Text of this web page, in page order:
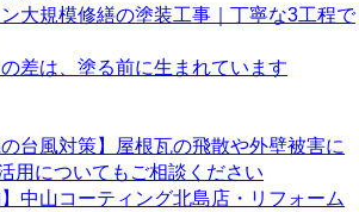
大規模修繕の塗装工事｜丁寧な3工程で
差は、塗る前に生まれています
の台風対策】屋根瓦の飛散や外壁被害に
用についてもご相談ください
】中山コーティング北島店・リフォーム